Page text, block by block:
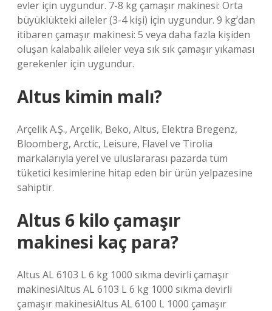
evler için uygundur. 7-8 kg çamaşır makinesi: Orta
büyüklükteki aileler (3-4 kişi) için uygundur. 9 kg’dan
itibaren çamaşır makinesi: 5 veya daha fazla kişiden
oluşan kalabalık aileler veya sık sık çamaşır yıkaması
gerekenler için uygundur.
Altus kimin malı?
Arçelik A.Ş., Arçelik, Beko, Altus, Elektra Bregenz,
Bloomberg, Arctic, Leisure, Flavel ve Tirolia
markalarıyla yerel ve uluslararası pazarda tüm
tüketici kesimlerine hitap eden bir ürün yelpazesine
sahiptir.
Altus 6 kilo çamaşır
makinesi kaç para?
Altus AL 6103 L 6 kg 1000 sıkma devirli çamaşır
makinesiAltus AL 6103 L 6 kg 1000 sıkma devirli
çamaşır makinesiAltus AL 6100 L 1000 çamaşır